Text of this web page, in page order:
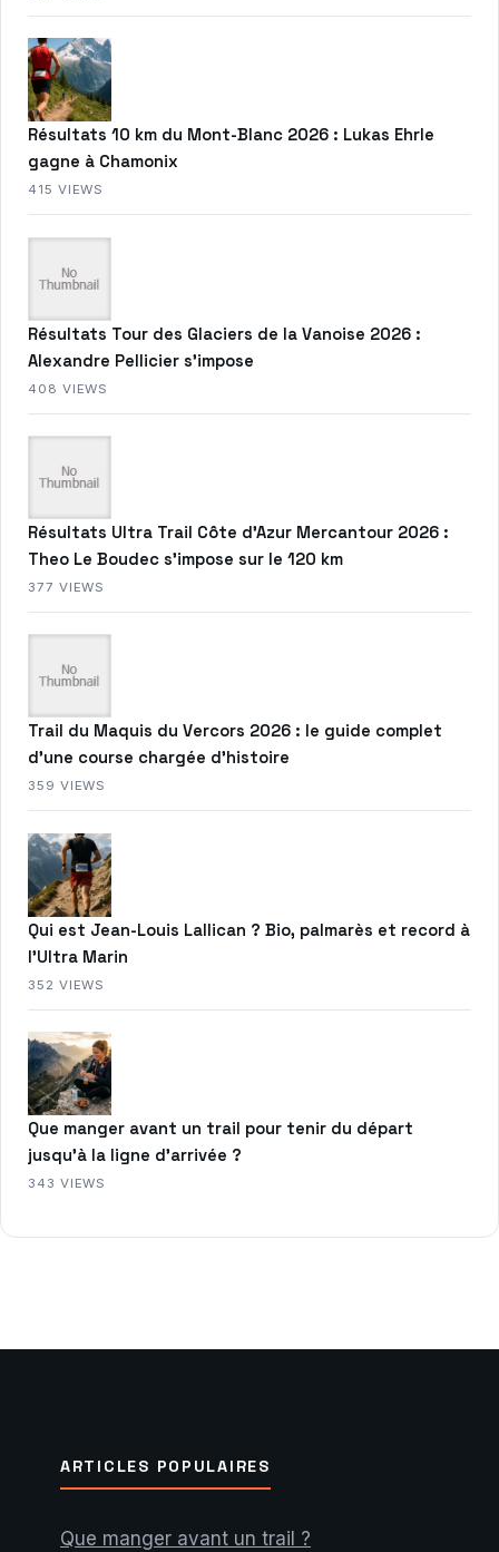
Résultats 10 km du Mont-Blanc 2026 : Lukas Ehrle
gagne à Chamonix
415 VIEWS
Résultats Tour des Glaciers de la Vanoise 2026 :
Alexandre Pellicier s’impose
408 VIEWS
Résultats Ultra Trail Côte d’Azur Mercantour 2026 :
Theo Le Boudec s’impose sur le 120 km
377 VIEWS
Trail du Maquis du Vercors 2026 : le guide complet
d’une course chargée d’histoire
359 VIEWS
Qui est Jean-Louis Lallican ? Bio, palmarès et record à
l’Ultra Marin
352 VIEWS
Que manger avant un trail pour tenir du départ
jusqu’à la ligne d’arrivée ?
343 VIEWS
ARTICLES POPULAIRES
Que manger avant un trail ?